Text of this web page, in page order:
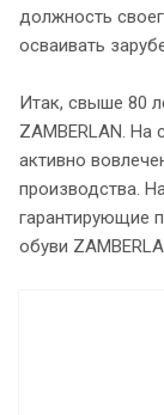
должность
осваивать
Итак, свыше 80
ZAMBERLAN. На
активно
производства.
гарантирующие
обуви